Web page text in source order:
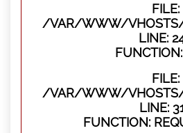
FILE:
/VAR/WWW/VHOSTS/
LINE:
FILE:
/VAR/WWW/VHOSTS/
LINE:
FUNCTION: